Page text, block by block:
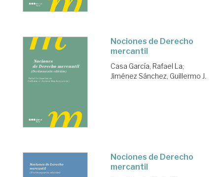
Nociones de Derecho
mercantil
Casa García, Rafael La;
Jiménez Sánchez, Guillermo J.
Nociones de Derecho
mercantil